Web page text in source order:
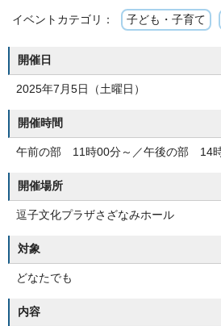
イベントカテゴリ： 子ども・子育て
開催日
2025年7月5日（土曜日）
開催時間
午前の部 11時00分～／午後の部 14
開催場所
逗子文化プラザさざなみホール
対象
どなたでも
内容